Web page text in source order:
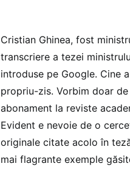
Cristian Ghinea, fost
transcriere a tezei
introduse pe Google. Cine
propriu-zis. Vorbim doar
abonament la reviste
Evident e nevoie de o
originale citate acolo în
mai flagrante exemple